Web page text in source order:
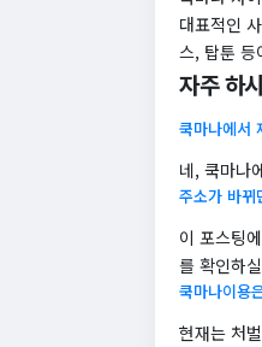
대표적인
스, 탑툰 등
자주 하
쿡마나에서
네, 쿡마나
주소가 바뀌
이 포스팅
를 확인하
쿡마나이용
현재는 처